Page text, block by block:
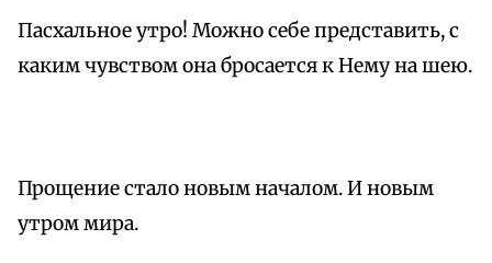
Пасхальное утро! Можно себе представить, с
каким чувством она бросается к Нему на шею.
Прощение стало новым началом. И новым
утром мира.